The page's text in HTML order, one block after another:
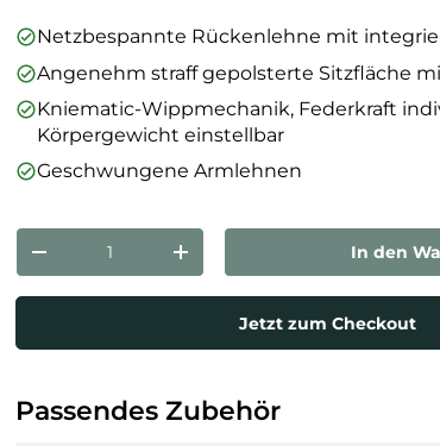
Netzbespannte Rückenlehne mit
Angenehm straff gepolsterte Sitzfläche
Kniematic-Wippmechanik, Federkraft
Körpergewicht einstellbar
Geschwungene Armlehnen
Menge verringernMenge erhöhen In den
Jetzt zum Checkout
Passendes Zubehör